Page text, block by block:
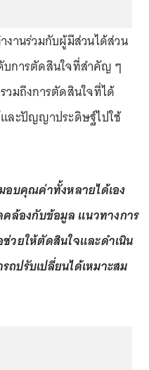
งานร่วมกับผู้มีส่วนได้ส่วน
บการตัดสินใจที่สำคัญ ๆ
วมถึงการตัดสินใจที่ได้
และปัญญาประดิษฐ์ไปใช้
อบคุณค่าทั้งหลายได้เอง
ล้องกับข้อมูล แนวทางการ
วยให้ตัดสินใจและดำเนิน
ปรับเปลี่ยนได้เหมาะสม